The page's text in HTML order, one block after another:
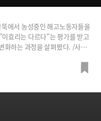
에서 농성중인 해고노동자들을
효리는 다르다"는 평가를 받고
하는 과정을 살펴봤다. /사진=